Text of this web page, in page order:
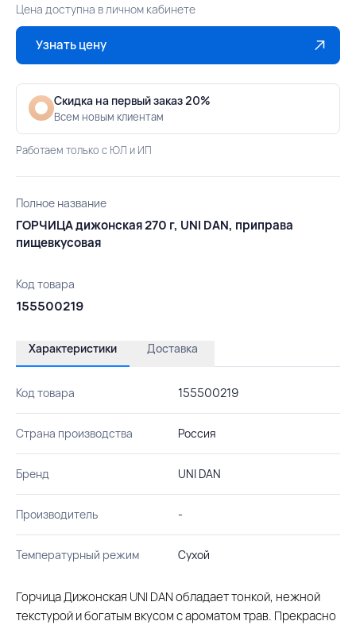
Цена доступна в личном кабинете
Узнать цену
Скидка на первый заказ 20%
Всем новым клиентам
Работаем только с ЮЛ и ИП
Полное название
ГОРЧИЦА дижонская 270 г, UNI DAN, приправа
пищевкусовая
Код товара
155500219
Характеристики Доставка
Код товара 155500219
Страна производства Россия
Бренд UNI DAN
Производитель -
Температурный режим Сухой
Горчица Дижонская UNI DAN обладает тонкой, нежной
текстурой и богатым вкусом с ароматом трав. Прекрасно